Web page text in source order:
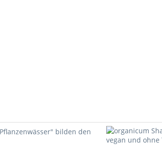
bilden den